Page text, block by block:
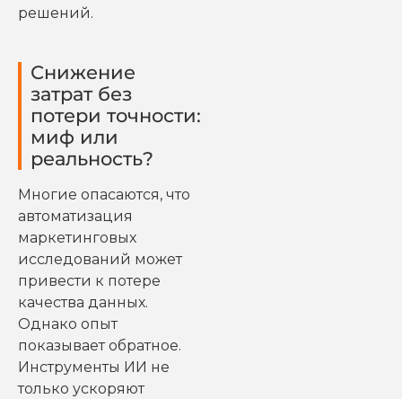
решений.
Снижение
затрат без
потери точности:
миф или
реальность?
Многие опасаются, что
автоматизация
маркетинговых
исследований может
привести к потере
качества данных.
Однако опыт
показывает обратное.
Инструменты ИИ не
только ускоряют